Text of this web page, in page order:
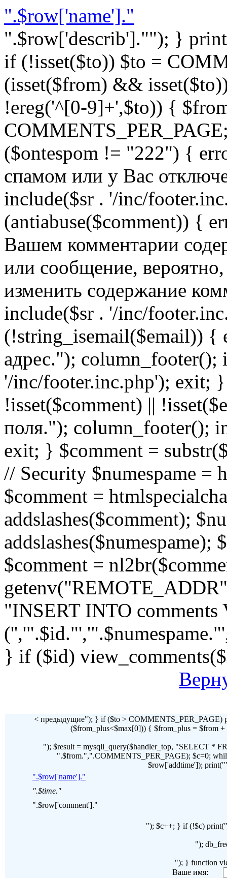
".$row['name']."
".$row['describ'].""); }
if (!isset($to)) $to =
(isset($from) &&
!ereg('^[0-9]+',$to)) {
($ontespom != "222") {
спамом или у Вас
include($sr . '/inc/
(antiabuse($comment)) {
Вашем комментарии
или сообщение,
изменить содержание
include($sr . '/inc/
(!string_isemail($email)) {
адрес."); column_footer();
'/inc/footer.inc.php'); exit;
!isset($comment) ||
поля."); column_footer();
exit; } $comment =
// Security $numespame =
$comment =
addslashes($comment);
addslashes($numespame);
$comment =
"INSERT INTO comments
} if ($id)
< предыдущие"); } if ($to > COMMENTS_PER_PAGE)
($from_plus<$max[0])) { $from_plus = $from
"); $result = mysqli_query($handler_top, "SELECT *
".$from.",".COMMENTS_PER_PAGE); $c=0;
$row['addtime']);
".$row['name']."
".$time."
".$row['comment']."
"); $c++; } if (!$c)
");
"); } function
Ваше имя: